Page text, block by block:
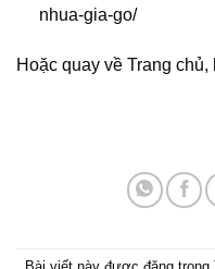
nhua-gia-go/
Hoặc quay về Trang chủ,